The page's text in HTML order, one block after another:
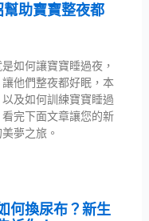
助寶寶整夜都
如何讓寶寶睡過夜，
他們整夜都好眠，本
及如何訓練寶寶睡過
完下面文章讓您的新
夢之旅。
何換尿布？新生